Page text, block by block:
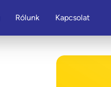
Rólunk Kapcsolat